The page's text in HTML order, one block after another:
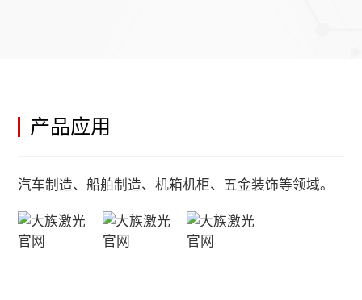
产品应用
汽车制造、船舶制造、机箱机柜、五金装饰等领域。